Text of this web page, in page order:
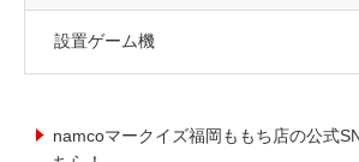
設置ゲーム機
namcoマークイズ福岡ももち店の公式